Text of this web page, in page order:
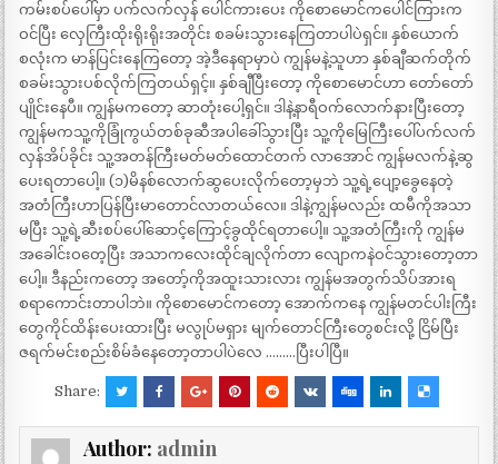
ကမ်းစပ်ပေါ်မှာ ပက်လက်လှန် ပေါင်ကားပေး ကိုစောမောင်ကပေါင်ကြားက
ဝင်ပြီး လှေကြီးထိုးရိုးရိုးအတိုင်း စခမ်းသွားနေကြတာပါပဲရှင်။ နှစ်ယောက်
စလုံးက မာန်ပြင်းနေကြတော့ အဲ့ဒီနေရာမှာပဲ ကျွန်မနဲ့သူဟာ နှစ်ချီဆက်တိုက်
စခမ်းသွားပစ်လိုက်ကြတယ်ရှင့်။ နှစ်ချီပြီးတော့ ကိုစောမောင်ဟာ တော်တော်
ပျိုင်းနေပီ။ ကျွန်မကတော့ ဆာတုံးပေါ့ရှင်။ ဒါနဲ့နာရီဝက်လောက်နားပြီးတော့
ကျွန်မကသူ့ကိုခြုံကွယ်တစ်ခုဆီအပါခေါ်သွားပြီး သူ့ကိုမြေကြီးပေါ်ပက်လက်
လှန်အိပ်ခိုင်း သူ့အတန်ကြီးမတ်မတ်ထောင်တက် လာအောင် ကျွန်မလက်နဲ့ဆွ
ပေးရတာပေါ့။ (၁)မိနစ်လောက်ဆွပေးလိုက်တော့မှဘဲ သူ့ရဲ့ပျော့ခွေနေတဲ့
အတံကြီးဟာပြန်ပြီးမာတောင်လာတယ်လေ။ ဒါနဲ့ကျွန်မလည်း ထမီကိုအသာ
မပြီး သူ့ရဲ့ဆီးစပ်ပေါ်ဆောင့်ကြောင့်ခွထိုင်ရတာပေါ့။ သူ့အတံကြီးကို ကျွန်မ
အခေါင်းဝတေ့ပြီး အသာကလေးထိုင်ချလိုက်တာ လျောကနဲဝင်သွားတော့တာ
ပေါ့။ ဒီနည်းကတော့ အတော့်ကိုအထူးသားလား ကျွန်မအတွက်သိပ်အားရ
စရာကောင်းတာပါဘဲ။ ကိုစောမောင်ကတော့ အောက်ကနေ ကျွန်မတင်ပါးကြီး
တွေကိုင်ထိန်းပေးထားပြီး မလွုပ်မရှား မျက်တောင်ကြီးတွေစင်းလို့ ငြိမ်ပြီး
ဇရက်မင်းစည်းစိမ်ခံနေတော့တာပါပဲလေ ………ပြီးပါပြီ။
Share:
Author: admin